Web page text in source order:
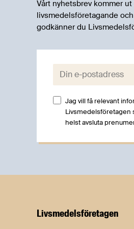
Vårt nyhetsbrev kommer
livsmedelsföretagande
godkänner du
E-post:
Jag vill få relevant
Livsmedelsföretagen
helst avsluta
Livsmedels­företagen